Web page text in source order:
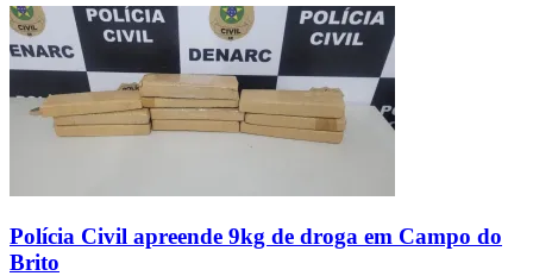
Polícia Civil apreende 9kg de droga em Campo do
Brito